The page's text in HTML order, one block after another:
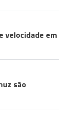
velocidade em
são